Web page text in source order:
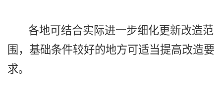
各地可结合实际进一步细化更新改造范
围，基础条件较好的地方可适当提高改造要
求。